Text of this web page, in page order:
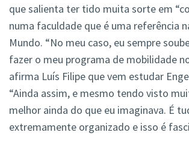
que salienta ter tido muita sorte em
numa faculdade que é uma referência
Mundo. “No meu caso, eu sempre
fazer o meu programa de mobilidade
afirma Luís Filipe que vem estudar
“Ainda assim, e mesmo tendo visto
melhor ainda do que eu imaginava. É
extremamente organizado e isso é